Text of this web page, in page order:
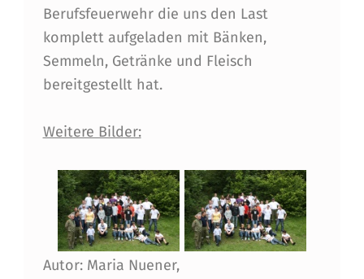
Berufsfeuerwehr die uns den Last
komplett aufgeladen mit Bänken,
Semmeln, Getränke und Fleisch
bereitgestellt hat.
Weitere Bilder:
Autor: Maria Nuener,